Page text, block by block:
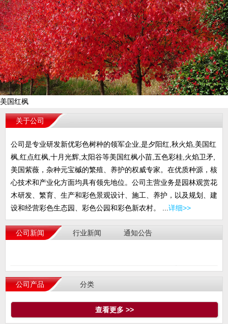
美国红枫
关于公司
公司是专业研发新优彩色树种的领军企业,是夕阳红,秋火焰,美国红
枫,红点红枫,十月光辉,太阳谷等美国红枫小苗,五色彩桂,火焰卫矛,
美国紫薇，杂种元宝槭的繁殖、养护的权威专家。在优质种源，核
心技术和产业化方面均具有领先地位。公司主营业务是园林观赏花
木研发、繁育、生产和彩色景观设计、施工、养护，以及规划、建
设和经营彩色生态园、彩色公园和彩色新农村。 ...详细>>
公司新闻 行业新闻 通知公告
公司产品 分类
查看更多 >>